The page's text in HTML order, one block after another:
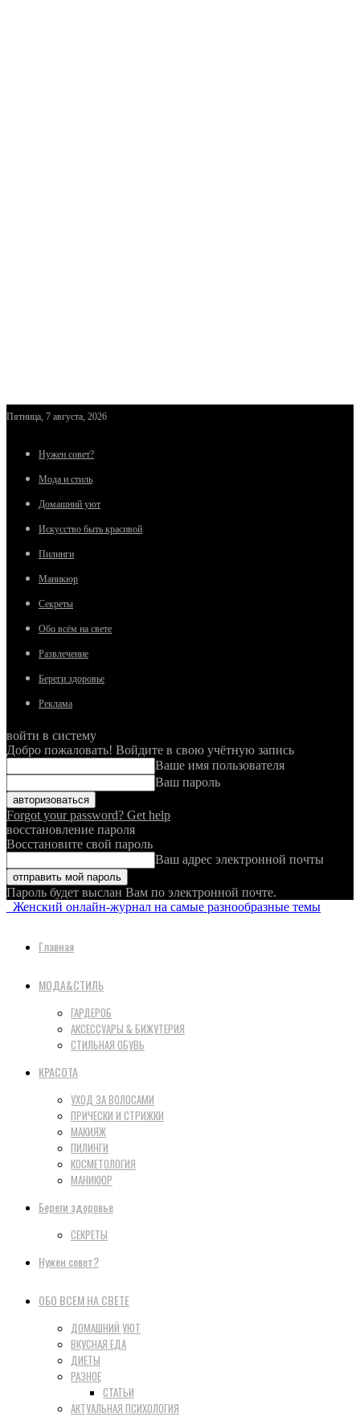
Пятница, 7 августа, 2026
Нужен совет?
Мода и стиль
Домашний уют
Искусство быть красивой
Пилинги
Маникюр
Секреты
Обо всём на свете
Развлечение
Береги здоровье
Реклама
войти в систему
Добро пожаловать! Войдите в свою учётную запись
Ваше имя пользователя
Ваш пароль
Forgot your password? Get help
восстановление пароля
Восстановите свой пароль
Ваш адрес электронной почты
Пароль будет выслан Вам по электронной почте.
Женский онлайн-журнал на самые разнообразные темы
Главная
МОДА&СТИЛЬ
ГАРДЕРОБ
АКСЕССУАРЫ & БИЖУТЕРИЯ
СТИЛЬНАЯ ОБУВЬ
КРАСОТА
УХОД ЗА ВОЛОСАМИ
ПРИЧЕСКИ И СТРИЖКИ
МАКИЯЖ
ПИЛИНГИ
КОСМЕТОЛОГИЯ
МАНИКЮР
Береги здоровье
СЕКРЕТЫ
Нужен совет?
ОБО ВСЕМ НА СВЕТЕ
ДОМАШНИЙ УЮТ
ВКУСНАЯ ЕДА
ДИЕТЫ
РАЗНОЕ
СТАТЬИ
АКТУАЛЬНАЯ ПСИХОЛОГИЯ